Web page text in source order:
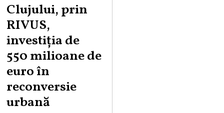
Clujului, prin
RIVUS,
investiția de
550 milioane de
euro în
reconversie
urbană